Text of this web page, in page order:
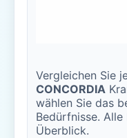
Vergleichen Sie
CONCORDIA
wählen Sie das
Bedürfnisse.
Überblick.